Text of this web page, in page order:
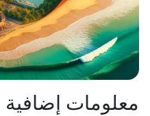
معلومات إضافية